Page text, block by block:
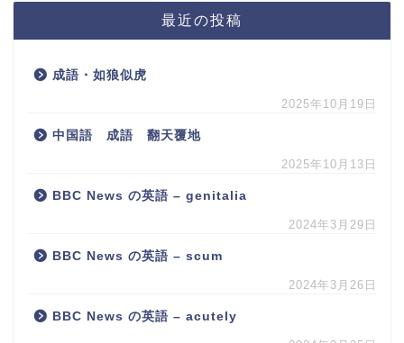
最近の投稿
成語・如狼似虎
2025年10月19日
中国語 成語 翻天覆地
2025年10月13日
BBC News の英語 – genitalia
2024年3月29日
BBC News の英語 – scum
2024年3月26日
BBC News の英語 – acutely